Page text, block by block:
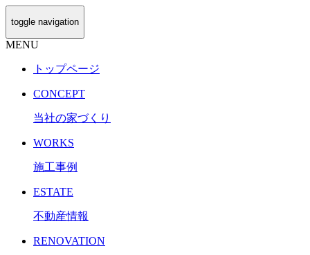
toggle navigation
MENU
トップページ
CONCEPT
当社の家づくり
WORKS
施工事例
ESTATE
不動産情報
RENOVATION